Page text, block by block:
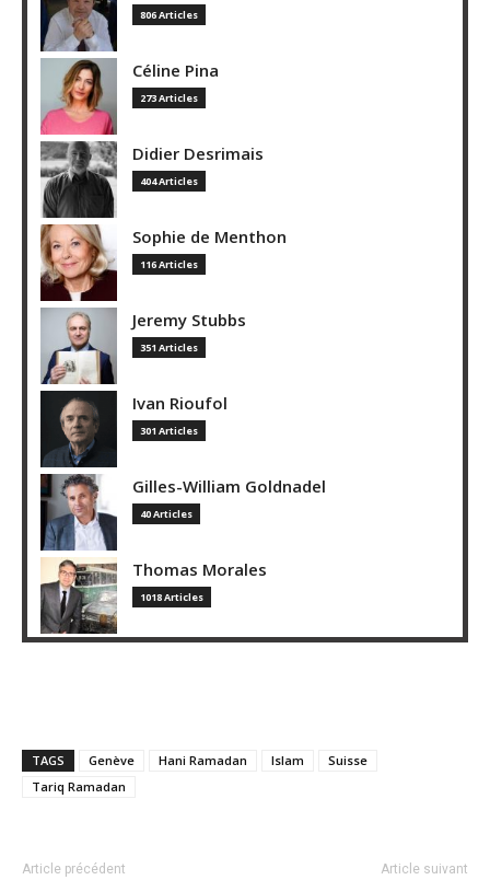
806 Articles
Céline Pina
273 Articles
Didier Desrimais
404 Articles
Sophie de Menthon
116 Articles
Jeremy Stubbs
351 Articles
Ivan Rioufol
301 Articles
Gilles-William Goldnadel
40 Articles
Thomas Morales
1018 Articles
TAGS Genève Hani Ramadan Islam
Suisse
Tariq Ramadan
Article précédent Article suivant